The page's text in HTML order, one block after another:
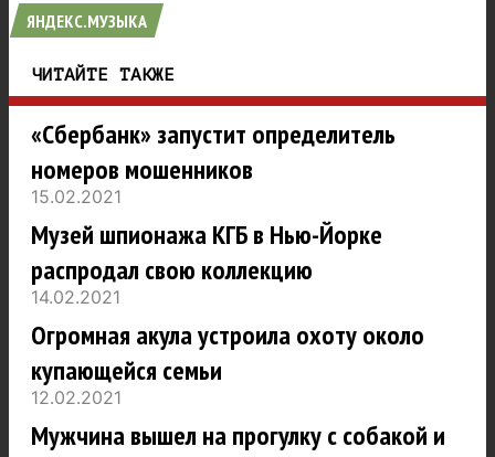
ЯНДЕКС.МУЗЫКА
ЧИТАЙТЕ ТАКЖЕ
«Сбербанк» запустит определитель
номеров мошенников
15.02.2021
Музей шпионажа КГБ в Нью-Йорке
распродал свою коллекцию
14.02.2021
Огромная акула устроила охоту около
купающейся семьи
12.02.2021
Мужчина вышел на прогулку с собакой и